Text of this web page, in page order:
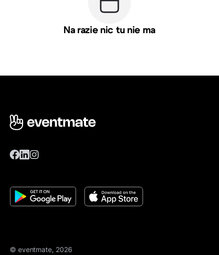
Na razie nic tu nie ma
© eventmate, 2026